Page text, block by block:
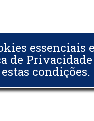
essenciais
de
condições.